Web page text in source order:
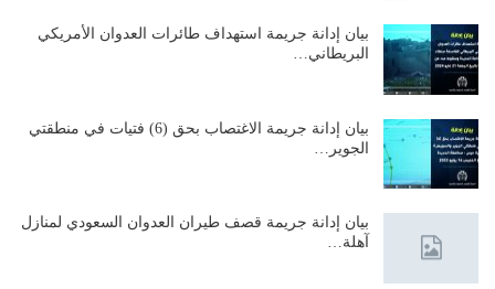
بيان إدانة جريمة استهداف طائرات العدوان الأمريكي
البريطاني…
بيان إدانة جريمة الاغتصاب بحق (6) فتيات في منطقتي
الجوير…
بيان إدانة جريمة قصف طيران العدوان السعودي لمنازل
آهلة…